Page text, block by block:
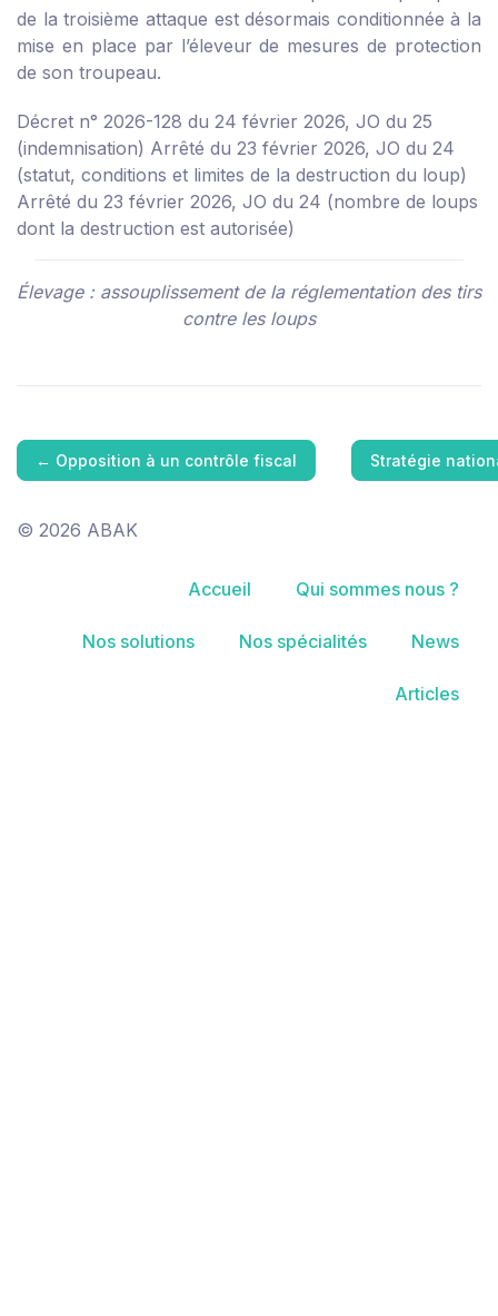
de la troisième attaque est désormais conditionnée à la
mise en place par l’éleveur de mesures de protection
de son troupeau.
Décret n° 2026-128 du 24 février 2026, JO du 25
(indemnisation) Arrêté du 23 février 2026, JO du 24
(statut, conditions et limites de la destruction du loup)
Arrêté du 23 février 2026, JO du 24 (nombre de loups
dont la destruction est autorisée)
Élevage : assouplissement de la réglementation des tirs
contre les loups
← Opposition à un contrôle fiscal Stratégie
© 2026 ABAK
Accueil Qui sommes nous ?
Nos solutions Nos spécialités News
Articles